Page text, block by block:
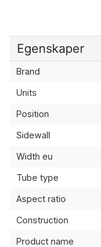
Egenskaper
Brand
Units
Position
Sidewall
Width eu
Tube type
Aspect ratio
Construction
Product name